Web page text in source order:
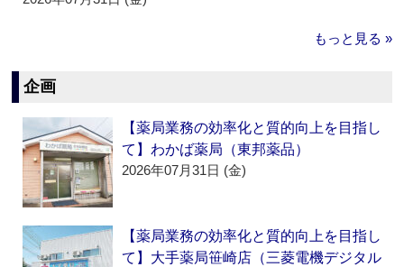
もっと見る »
企画
【薬局業務の効率化と質的向上を目指し
て】わかば薬局（東邦薬品）
2026年07月31日 (金)
【薬局業務の効率化と質的向上を目指し
て】大手薬局笹崎店（三菱電機デジタル